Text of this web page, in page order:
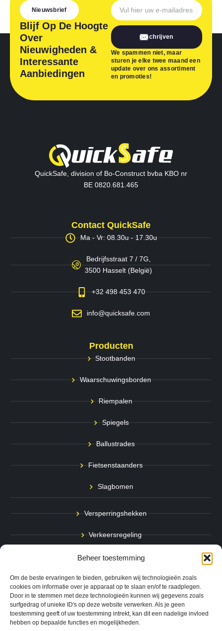
Beheer toestemming
Om de beste ervaringen te bieden, gebruiken wij technologieën zoals
cookies om informatie over je apparaat op te slaan en/of te raadplegen.
Door in te stemmen met deze technologieën kunnen wij gegevens zoals
surfgedrag of unieke ID's op deze website verwerken. Als je geen
toestemming geeft of uw toestemming intrekt, kan dit een nadelige invloed
hebben op bepaalde functies en mogelijkheden.
Nieuwsbrief
Blijf Op De Hoogte
Over
Nieuwigheden &
Interessante
Aanbiedingen
Inschrijven
We spammen niet, maar
sturen je elke twee maand een
update over ons assortiment
en promoties!
QuickSafe, division of Bo-Construct bvba KBO nr
BE 0820.681.465
Contact QuickSafe
Ma - Vr: 08.30u - 17.30u
Bedrijfsstraat 7 / 7G,
3500 Hasselt (België)
+32 498 453 470
info@quicksafe.com
Producten
Stootbanden
Waarschuwingsborden
Riempalen
Spiegels
Ballustrades
Fietsenstaanders
Slagbomen
Versperringshekken
Verkeersregeling
Stadspalen
Afzetpalen
Bodemmarkering
Ram- & Aanrijbeveiliging